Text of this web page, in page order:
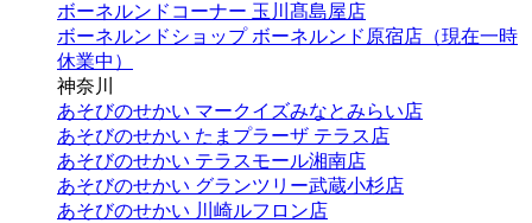
ボーネルンドコーナー 玉川髙島屋店
ボーネルンドショップ ボーネルンド原宿店（現在一時
休業中）
神奈川
あそびのせかい マークイズみなとみらい店
あそびのせかい たまプラーザ テラス店
あそびのせかい テラスモール湘南店
あそびのせかい グランツリー武蔵小杉店
あそびのせかい 川崎ルフロン店